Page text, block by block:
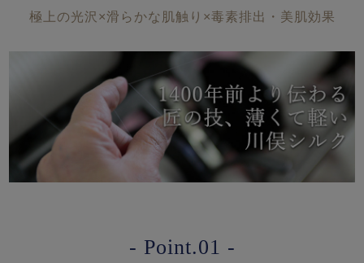
極上の光沢×滑らかな肌触り×毒素排出・美肌効果
- Point.01 -